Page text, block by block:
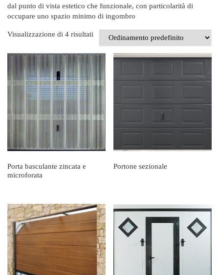
dal punto di vista estetico che funzionale, con particolarità di
occupare uno spazio minimo di ingombro
Visualizzazione di 4 risultati
Porta basculante zincata e
microforata
Portone sezionale